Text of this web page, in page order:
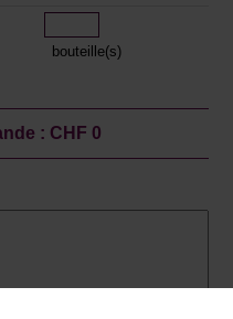
bouteille(s)
: CHF 0